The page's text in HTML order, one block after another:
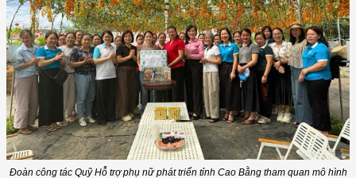
Đoàn công tác Quỹ Hỗ trợ phụ nữ phát triển tỉnh Cao Bằng tham quan mô hình